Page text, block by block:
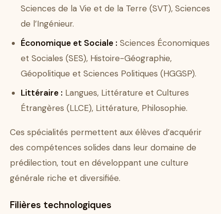
Sciences de la Vie et de la Terre (SVT), Sciences
de l’Ingénieur.
Économique et Sociale : Sciences Économiques
et Sociales (SES), Histoire-Géographie,
Géopolitique et Sciences Politiques (HGGSP).
Littéraire : Langues, Littérature et Cultures
Étrangères (LLCE), Littérature, Philosophie.
Ces spécialités permettent aux élèves d’acquérir
des compétences solides dans leur domaine de
prédilection, tout en développant une culture
générale riche et diversifiée.
Filières technologiques